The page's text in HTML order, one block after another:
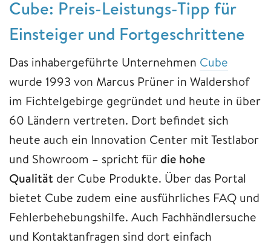
Cube: Preis-Leistungs-Tipp für
Einsteiger und Fortgeschrittene
Das inhabergeführte Unternehmen Cube
wurde 1993 von Marcus Prüner in Waldershof
im Fichtelgebirge gegründet und heute in über
60 Ländern vertreten. Dort befindet sich
heute auch ein Innovation Center mit Testlabor
und Showroom – spricht für die hohe
Qualität der Cube Produkte. Über das Portal
bietet Cube zudem eine ausführliches FAQ und
Fehlerbehebungshilfe. Auch Fachhändlersuche
und Kontaktanfragen sind dort einfach